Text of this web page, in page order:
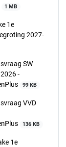
1 MB
1e
2027-
SW
-
99 KB
VVD
136 KB
1e